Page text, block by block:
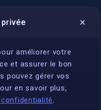
×
améliorer votre
et assurer le bon
pouvez gérer vos
en savoir plus,
.